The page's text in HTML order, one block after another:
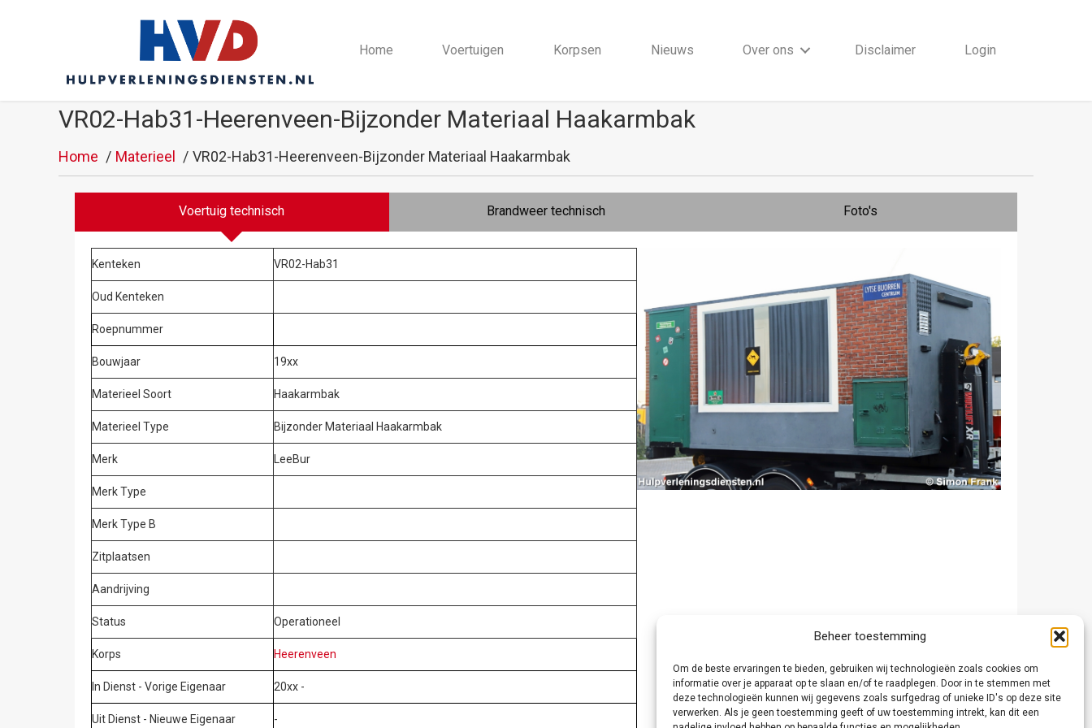
Beheer toestemming
Om de beste ervaringen te bieden, gebruiken wij technologieën zoals cookies om
informatie over je apparaat op te slaan en/of te raadplegen. Door in te stemmen met
deze technologieën kunnen wij gegevens zoals surfgedrag of unieke ID's op deze site
verwerken. Als je geen toestemming geeft of uw toestemming intrekt, kan dit een
Home Voertuigen Korpsen Nieuws Over ons Disclaimer Login
VR02-Hab31-Heerenveen-Bijzonder Materiaal Haakarmbak
Home Materieel VR02-Hab31-Heerenveen-Bijzonder Materiaal Haakarmbak
Voertuig technisch Brandweer technisch Foto's
Kenteken VR02-Hab31
Oud Kenteken
Roepnummer
Bouwjaar 19xx
Materieel Soort Haakarmbak
Materieel Type Bijzonder Materiaal Haakarmbak
Merk LeeBur
Merk Type
Merk Type B
Zitplaatsen
Aandrijving
Status Operationeel
Korps Heerenveen
In Dienst - Vorige Eigenaar 20xx -
Uit Dienst - Nieuwe Eigenaar -